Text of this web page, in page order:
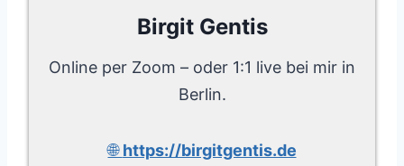
Birgit Gentis
Online per Zoom – oder 1:1 live bei mir in
Berlin.
🌐https://birgitgentis.de